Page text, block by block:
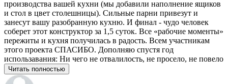
производства вашей кухни (мы добавили наполнение ящиков
и стол в цвет столешницы). Сильные парни привезут и
занесут вашу разобранную кухню. И финал - чудо человек
соберет этот конструктор за 1,5 суток. Все «рабочие моменты»
пережиты и кухня получилась в радость. Всем участникам
этого проекта СПАСИБО. Дополняю спустя год
использавания: Ни чего не отвалилость, не просело, не повело
Читать полностью